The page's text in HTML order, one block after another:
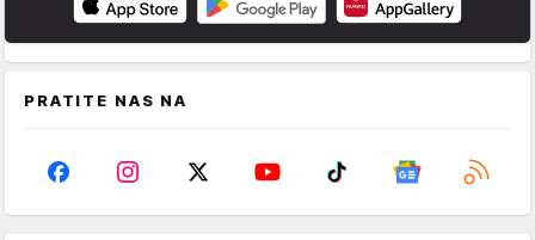
PRATITE NAS NA